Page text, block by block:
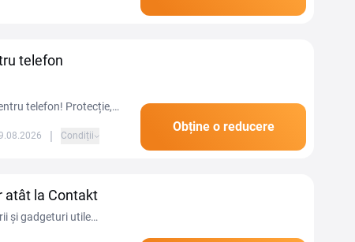
telefon
telefon! Protecție,
de a vă
| Condiții
Obține o reducere
atât la Contakt
și gadgeturi utile